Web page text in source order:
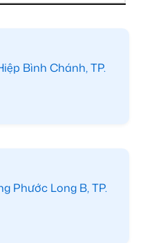
Bình Chánh, TP.
Phước Long B, TP.